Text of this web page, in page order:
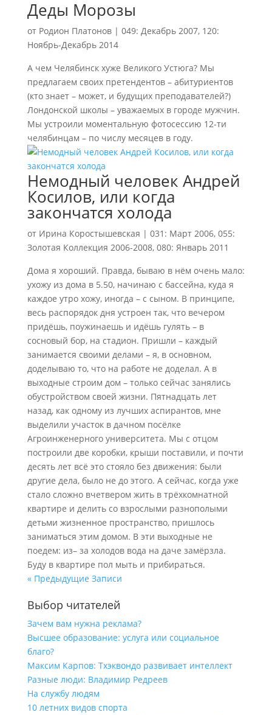
Деды Морозы
от Родион Платонов| 049: Декабрь 2007, 120:
Ноябрь-Декабрь 2014
А чем Челябинск хуже Великого Устюга? Мы
предлагаем своих претендентов – абитуриентов
(кто знает – может, и будущих преподавателей?)
Лондонской школы – уважаемых в городе мужчин.
Мы устроили моментальную фотосессию 12-ти
челябинцам – по числу месяцев в году.
Немодный человек Андрей
Косилов, или когда
закончатся холода
от Ирина Коростышевская | 031: Март 2006, 055:
Золотая Коллекция 2006-2008, 080: Январь 2011
Дома я хороший. Правда, бываю в нём очень мало:
ухожу из дома в 5.50, начинаю с бассейна, куда я
каждое утро хожу, иногда – с сыном. В принципе,
весь распорядок дня устроен так, что вечером
придёшь, поужинаешь и идёшь гулять – в
сосновый бор, на стадион. Пришли – каждый
занимается своими делами – я, в основном,
доделываю то, что на работе не доделал. А в
выходные строим дом – только сейчас занялись
обустройством своей жизни. Пятнадцать лет
назад, как одному из лучших аспирантов, мне
выделили участок в дачном посёлке
Агроинженерного университета. Мы с отцом
построили две коробки, крыши поставили, и почти
десять лет всё это стояло без движения: были
другие дела, было не до этого. А сейчас, когда уже
стало сложно вчетвером жить в трёхкомнатной
квартире и делить со взрослыми разнополыми
детьми жизненное пространство, пришлось
заниматься этим домом. В эти выходные не
поедем: из– за холодов вода на даче замёрзла.
Буду в квартире пол мыть и прибираться.
« Предыдущие Записи
Выбор читателей
Зачем вам нужна реклама?
Высшее образование: услуга или социальное
благо?
Максим Карпов: Тхэквондо развивает интеллект
Разные люди: Владимир Редреев
На службу людям
10 летних видов спорта